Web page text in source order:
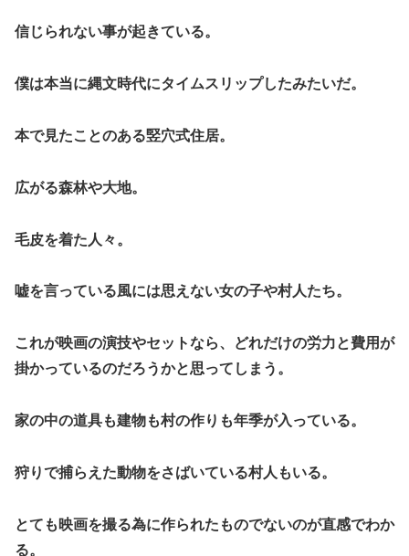
信じられない事が起きている。
僕は本当に縄文時代にタイムスリップしたみたいだ。
本で見たことのある竪穴式住居。
広がる森林や大地。
毛皮を着た人々。
嘘を言っている風には思えない女の子や村人たち。
これが映画の演技やセットなら、どれだけの労力と費用が
掛かっているのだろうかと思ってしまう。
家の中の道具も建物も村の作りも年季が入っている。
狩りで捕らえた動物をさばいている村人もいる。
とても映画を撮る為に作られたものでないのが直感でわか
る。